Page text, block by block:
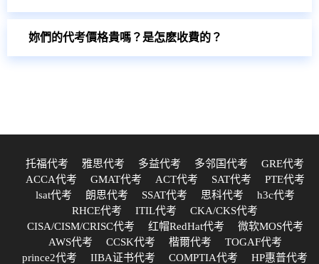
妳們的代考價格貴嗎？是怎麽收費的？
托福代考 雅思代考 多益代考 多邻国代考
GRE代考
ACCA代考
GMAT代考 ACT代考 SAT代考
PTE代考
lsat代考
朗思代考 SSAT代考 思科代考
h3c代考
RHCE代考
ITIL代考
CKA/CKS代考
CISA/CISM/CRISC代考
红帽RedHat代考
微软MOS代考
AWS代考
CCSK代考 楷爾代考
TOGAF代考
prince2代考
IIBA证书代考 COMPTIA代考
HP惠普代考